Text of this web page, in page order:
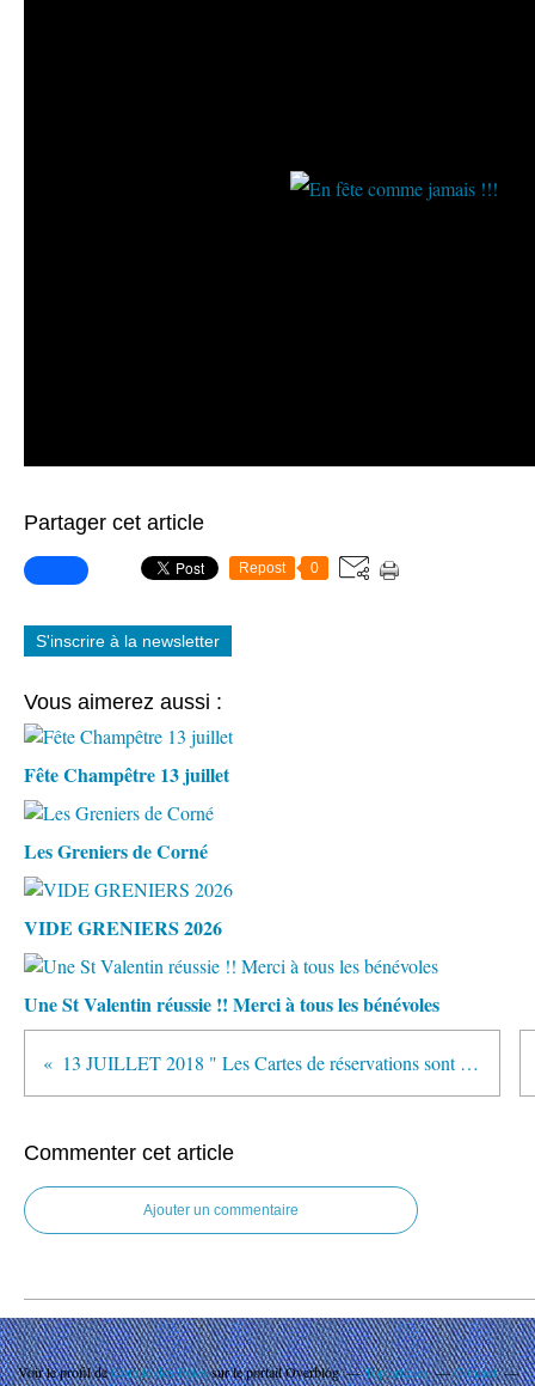
Partager cet article
Repost 0
S'inscrire à la newsletter
Vous aimerez aussi :
Fête Champêtre 13 juillet
Les Greniers de Corné
VIDE GRENIERS 2026
Une St Valentin réussie !! Merci à tous les bénévoles
13 JUILLET 2018 " Les Cartes de réservations sont disponibles"
Commenter cet article
Ajouter un commentaire
Voir le profil deComité des Fêtessur le portail Overblog Top articles Contact